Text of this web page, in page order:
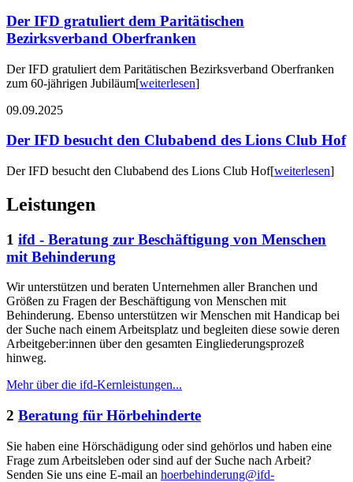
Der IFD gratuliert dem Paritätischen
Bezirksverband Oberfranken
Der IFD gratuliert dem Paritätischen Bezirksverband Oberfranken
zum 60-jährigen Jubiläum[weiterlesen]
09.09.2025
Der IFD besucht den Clubabend des Lions Club Hof
Der IFD besucht den Clubabend des Lions Club Hof[weiterlesen]
Leistungen
1 ifd - Beratung zur Beschäftigung von Menschen
mit Behinderung
Wir unterstützen und beraten Unternehmen aller Branchen und
Größen zu Fragen der Beschäftigung von Menschen mit
Behinderung. Ebenso unterstützen wir Menschen mit Handicap bei
der Suche nach einem Arbeitsplatz und begleiten diese sowie deren
Arbeitgeber:innen über den gesamten Eingliederungsprozeß
hinweg.
Mehr über die ifd-Kernleistungen...
2 Beratung für Hörbehinderte
Sie haben eine Hörschädigung oder sind gehörlos und haben eine
Frage zum Arbeitsleben oder sind auf der Suche nach Arbeit?
Senden Sie uns eine E-mail an hoerbehinderung@ifd-